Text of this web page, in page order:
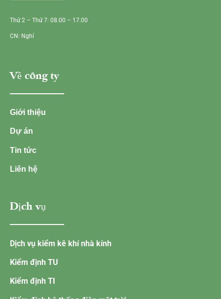
Thứ 2 – Thứ 7: 08.00 – 17.00
CN: Nghỉ
Về công ty
Giới thiệu
Dự án
Tin tức
Liên hệ
Dịch vụ
Dịch vụ kiểm kê khí nhà kính
Kiểm định TU
Kiểm định TI